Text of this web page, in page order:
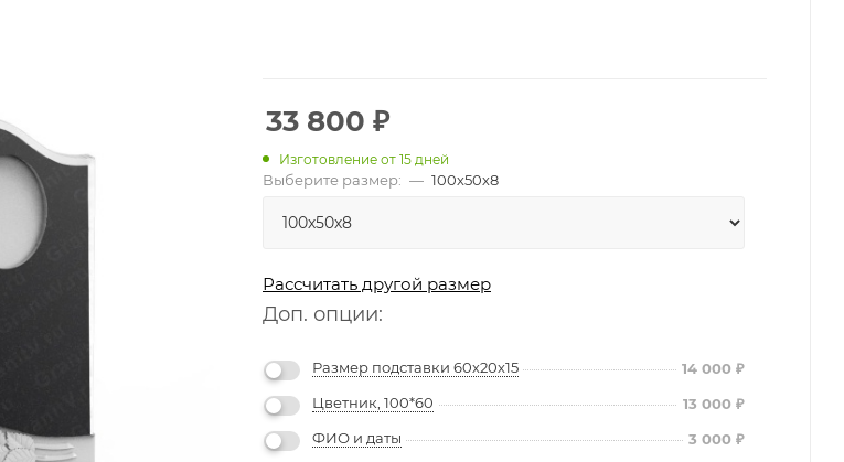
33 800 ₽
Изготовление от 15 дней
Выберите размер: — 100х50х8
Рассчитать другой размер
Доп. опции:
Размер подставки 60х20х15 14 000 ₽
Цветник, 100*60
13 000 ₽
ФИО и даты
3 000 ₽